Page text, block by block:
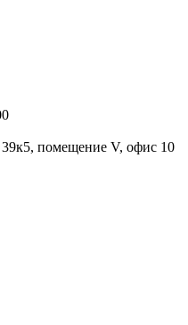
помещение V, офис 10